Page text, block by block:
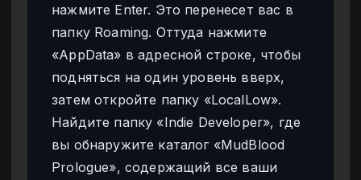
нажмите Enter. Это перенесет вас в
папку Roaming. Оттуда нажмите
«AppData» в адресной строке, чтобы
подняться на один уровень вверх,
затем откройте папку «LocalLow».
Найдите папку «Indie Developer», где
вы обнаружите каталог «MudBlood
Prologue», содержащий все ваши